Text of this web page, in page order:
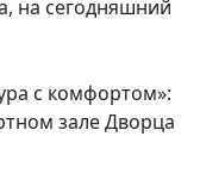
на сегодняшний
с комфортом»:
зале Дворца